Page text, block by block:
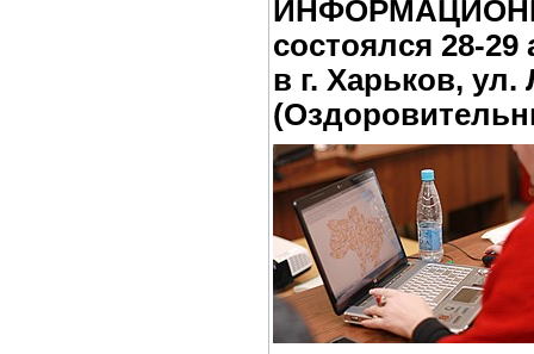
состоялся 28-29
в г. Харьков, ул.